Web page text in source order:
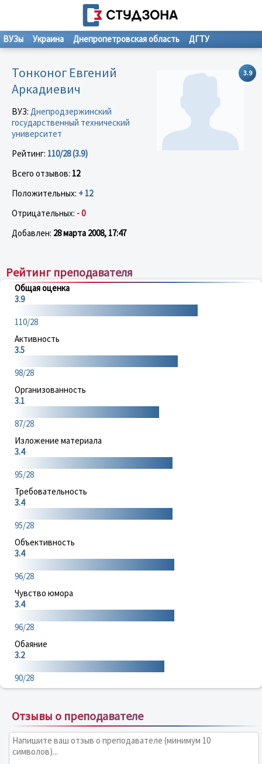
ВУЗы Украина Днепропетровская область ДГТУ
3.9
Тонконог Евгений
Аркадиевич
ВУЗ: Днепродзержинский
государственный технический
университет
Рейтинг: 110/28 (3.9)
Всего отзывов: 12
Положительных: + 12
Отрицательных: - 0
Добавлен: 28 марта 2008, 17:47
Рейтинг преподавателя
Общая оценка
3.9
110/28
Активность
3.5
98/28
Организованность
3.1
87/28
Изложение материала
3.4
95/28
Требовательность
3.4
95/28
Объективность
3.4
96/28
Чувство юмора
3.4
96/28
Обаяние
3.2
90/28
Отзывы о преподавателе